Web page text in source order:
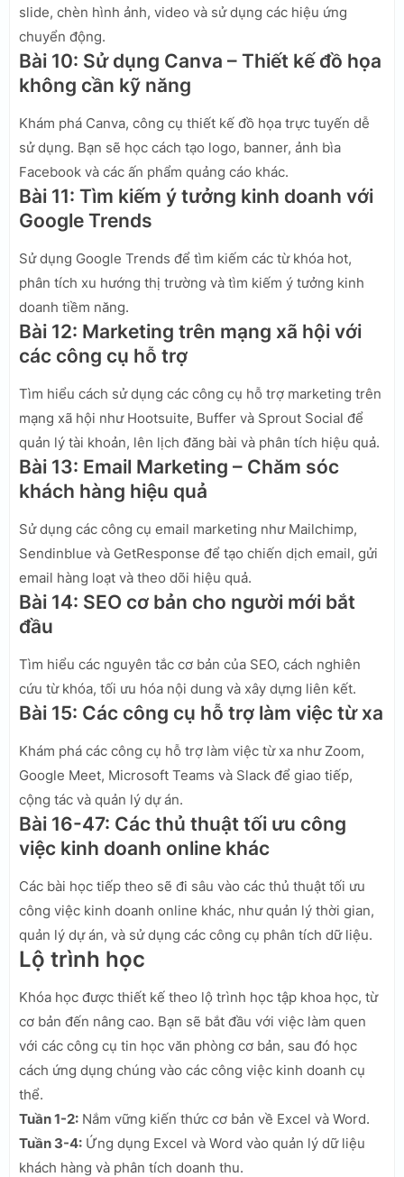
slide, chèn hình ảnh, video và sử dụng các hiệu ứng
chuyển động.
Bài 10: Sử dụng Canva – Thiết kế đồ họa
không cần kỹ năng
Khám phá Canva, công cụ thiết kế đồ họa trực tuyến dễ
sử dụng. Bạn sẽ học cách tạo logo, banner, ảnh bìa
Facebook và các ấn phẩm quảng cáo khác.
Bài 11: Tìm kiếm ý tưởng kinh doanh với
Google Trends
Sử dụng Google Trends để tìm kiếm các từ khóa hot,
phân tích xu hướng thị trường và tìm kiếm ý tưởng kinh
doanh tiềm năng.
Bài 12: Marketing trên mạng xã hội với
các công cụ hỗ trợ
Tìm hiểu cách sử dụng các công cụ hỗ trợ marketing trên
mạng xã hội như Hootsuite, Buffer và Sprout Social để
quản lý tài khoản, lên lịch đăng bài và phân tích hiệu quả.
Bài 13: Email Marketing – Chăm sóc
khách hàng hiệu quả
Sử dụng các công cụ email marketing như Mailchimp,
Sendinblue và GetResponse để tạo chiến dịch email, gửi
email hàng loạt và theo dõi hiệu quả.
Bài 14: SEO cơ bản cho người mới bắt
đầu
Tìm hiểu các nguyên tắc cơ bản của SEO, cách nghiên
cứu từ khóa, tối ưu hóa nội dung và xây dựng liên kết.
Bài 15: Các công cụ hỗ trợ làm việc từ xa
Khám phá các công cụ hỗ trợ làm việc từ xa như Zoom,
Google Meet, Microsoft Teams và Slack để giao tiếp,
cộng tác và quản lý dự án.
Bài 16-47: Các thủ thuật tối ưu công
việc kinh doanh online khác
Các bài học tiếp theo sẽ đi sâu vào các thủ thuật tối ưu
công việc kinh doanh online khác, như quản lý thời gian,
quản lý dự án, và sử dụng các công cụ phân tích dữ liệu.
Lộ trình học
Khóa học được thiết kế theo lộ trình học tập khoa học, từ
cơ bản đến nâng cao. Bạn sẽ bắt đầu với việc làm quen
với các công cụ tin học văn phòng cơ bản, sau đó học
cách ứng dụng chúng vào các công việc kinh doanh cụ
thể.
Tuần 1-2: Nắm vững kiến thức cơ bản về Excel và Word.
Tuần 3-4: Ứng dụng Excel và Word vào quản lý dữ liệu
khách hàng và phân tích doanh thu.